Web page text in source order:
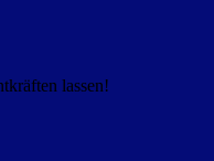
lassen!